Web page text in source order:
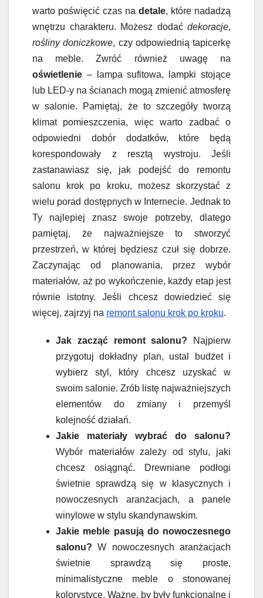
warto poświęcić czas na detale, które nadadzą
wnętrzu charakteru. Możesz dodać dekoracje,
rośliny doniczkowe, czy odpowiednią tapicerkę
na meble. Zwróć również uwagę na
oświetlenie – lampa sufitowa, lampki stojące
lub LED-y na ścianach mogą zmienić atmosferę
w salonie. Pamiętaj, że to szczegóły tworzą
klimat pomieszczenia, więc warto zadbać o
odpowiedni dobór dodatków, które będą
korespondowały z resztą wystroju. Jeśli
zastanawiasz się, jak podejść do remontu
salonu krok po kroku, możesz skorzystać z
wielu porad dostępnych w Internecie. Jednak to
Ty najlepiej znasz swoje potrzeby, dlatego
pamiętaj, że najważniejsze to stworzyć
przestrzeń, w której będziesz czuł się dobrze.
Zaczynając od planowania, przez wybór
materiałów, aż po wykończenie, każdy etap jest
równie istotny. Jeśli chcesz dowiedzieć się
więcej, zajrzyj na remont salonu krok po kroku.
Jak zacząć remont salonu? Najpierw
przygotuj dokładny plan, ustal budżet i
wybierz styl, który chcesz uzyskać w
swoim salonie. Zrób listę najważniejszych
elementów do zmiany i przemyśl
kolejność działań.
Jakie materiały wybrać do salonu?
Wybór materiałów zależy od stylu, jaki
chcesz osiągnąć. Drewniane podłogi
świetnie sprawdzą się w klasycznych i
nowoczesnych aranżacjach, a panele
winylowe w stylu skandynawskim.
Jakie meble pasują do nowoczesnego
salonu? W nowoczesnych aranżacjach
świetnie sprawdzą się proste,
minimalistyczne meble o stonowanej
kolorystyce. Ważne, by były funkcjonalne i